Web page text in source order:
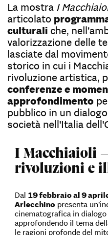
La mostra I
articolato
culturali che,
valorizzazione delle
lasciate dal
storico in cui i
rivoluzione artistica,
conferenze e
approfondimento
pubblico in un
società nell’Italia
I Macchiaioli
rivoluzioni e
Dal 19 febbraio al 9
Arlecchino presenta
cinematografica in
approfondendo il tema
le ragioni profonde del